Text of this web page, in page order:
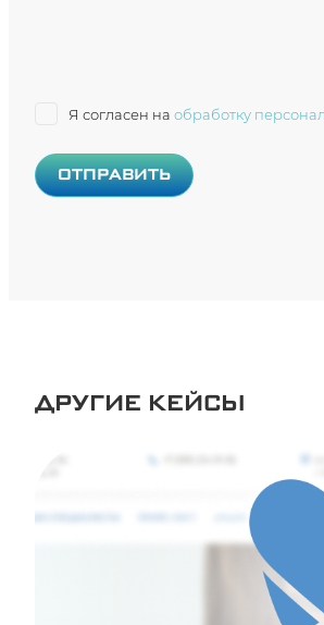
Я согласен на обработку
ДРУГИЕ КЕЙСЫ